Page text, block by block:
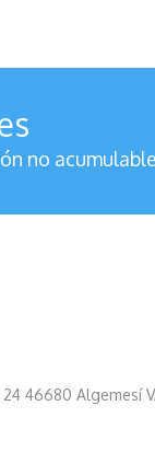
no
46680 Algemesí